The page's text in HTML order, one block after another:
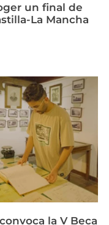
un final de
La Mancha
la V Beca